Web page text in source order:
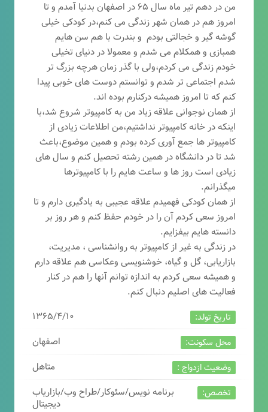
من در دهم تیر ماه سال ۶۵ در اصفهان بدنیا آمدم و تا
امروز هم در همان شهر زندگی می کنم،در کودکی خیلی
گوشه گیر و خجالتی بودم و بندرت با هم سن هایم
همبازی و همکلام می شدم و معمولا در دنیای تخیلی
خودم زندگی می کردم،ولی با گذر زمان هرچه بزرگ تر
شدم اجتماعی تر شدم و توانستم دوست های خوبی پیدا
کنم که تا امروز همیشه درکنارم بوده اند.
از همان نوجوانی علاقه زیاد من به کامپیوتر شروع شد،با
اینکه در خانه کامپیوتر نداشتیم،من اطلاعات زیادی از
کامپیوتر ها جمع آوری کرده بودم و همین موضوع،باعث
شد تا در دانشگاه در همین رشته تحصیل کنم و سال های
زیادی است روز ها و ساعت هایم را با کامپیوترها
میگذرانم.
از همان کودکی فهمیدم علاقه عجیبی به یادگیری دارم و تا
امروز سعی کردم آن را در خودم حفظ کنم و هر روز بر
دانسته هایم بیفزایم.
در زندگی به غیر از کامپیوتر به روانشناسی ، مدیریت،
بازاریابی، گل و گیاه، خوشنویسی وعکاسی هم علاقه دارم
و همیشه سعی کردم به اندازه توانم آنها را هم در کنار
فعالیت های اصلیم دنبال کنم.
تاریخ تولد: ۱۳۶۵/۴/۱۰
محل سکونت: اصفهان
وضعیت ازدواج : متاهل
تخصص:
برنامه نویس/سئوکار/طراح وب/بازاریاب
دیجیتال